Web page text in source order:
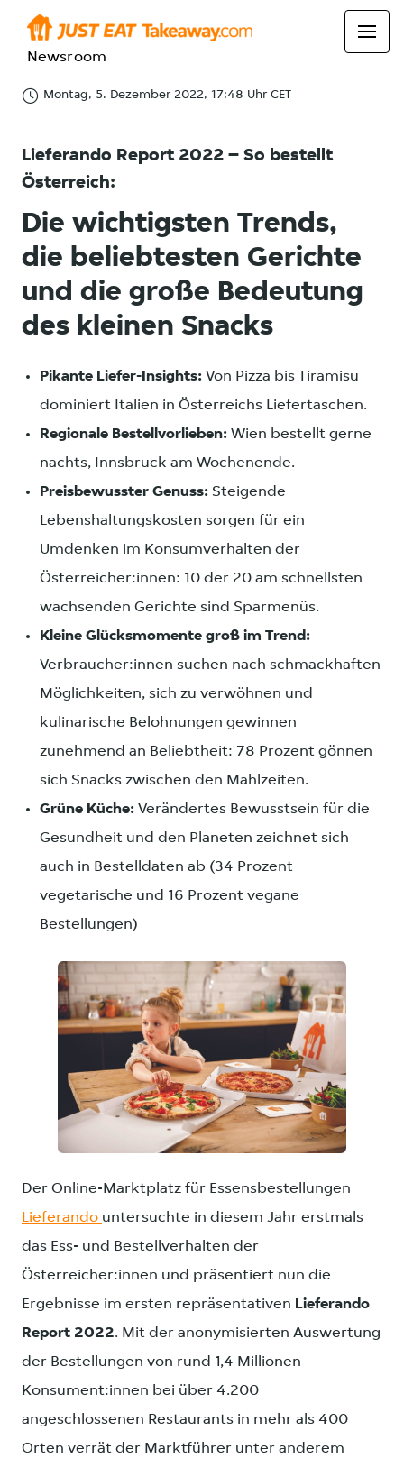
Newsroom
Montag, 5. Dezember 2022, 17:48 Uhr CET
Lieferando Report 2022 – So bestellt
Österreich:
Die wichtigsten Trends,
die beliebtesten Gerichte
und die große Bedeutung
des kleinen Snacks
Pikante Liefer-Insights: Von Pizza bis Tiramisu
dominiert Italien in Österreichs Liefertaschen.
Regionale Bestellvorlieben: Wien bestellt gerne
nachts, Innsbruck am Wochenende.
Preisbewusster Genuss: Steigende
Lebenshaltungskosten sorgen für ein
Umdenken im Konsumverhalten der
Österreicher:innen: 10 der 20 am schnellsten
wachsenden Gerichte sind Sparmenüs.
Kleine Glücksmomente groß im Trend:
Verbraucher:innen suchen nach schmackhaften
Möglichkeiten, sich zu verwöhnen und
kulinarische Belohnungen gewinnen
zunehmend an Beliebtheit: 78 Prozent gönnen
sich Snacks zwischen den Mahlzeiten.
Grüne Küche: Verändertes Bewusstsein für die
Gesundheit und den Planeten zeichnet sich
auch in Bestelldaten ab (34 Prozent
vegetarische und 16 Prozent vegane
Bestellungen)
Der Online-Marktplatz für Essensbestellungen
Lieferando untersuchte in diesem Jahr erstmals
das Ess- und Bestellverhalten der
Österreicher:innen und präsentiert nun die
Ergebnisse im ersten repräsentativen Lieferando
Report 2022. Mit der anonymisierten Auswertung
der Bestellungen von rund 1,4 Millionen
Konsument:innen bei über 4.200
angeschlossenen Restaurants in mehr als 400
Orten verrät der Marktführer unter anderem